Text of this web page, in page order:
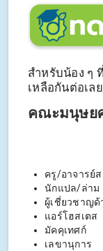
สำหรับน้อง ๆ
เหลือกันต่อเล
คณะมนุษย
ครู/อาจารย์
นักแปล/ล่าม
ผู้เชี่ยวชาญด้
แอร์โฮสเตส
มัคคุเทศก์
เลขานุการ